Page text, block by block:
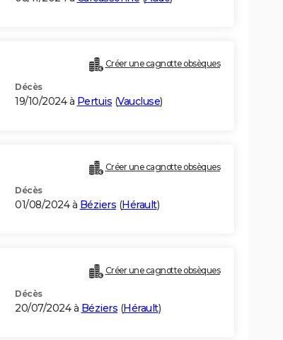
Créer une cagnotte obsèques
Décès
19/10/2024 à Pertuis (Vaucluse)
Créer une cagnotte obsèques
Décès
01/08/2024 à Béziers (Hérault)
Créer une cagnotte obsèques
Décès
20/07/2024 à Béziers (Hérault)